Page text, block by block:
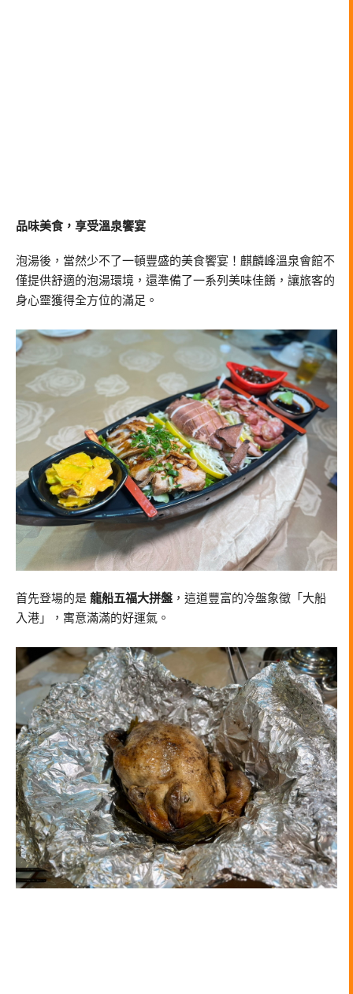
品味美食，享受溫泉饗宴
泡湯後，當然少不了一頓豐盛的美食饗宴！麒麟峰溫泉會館不
僅提供舒適的泡湯環境，還準備了一系列美味佳餚，讓旅客的
身心靈獲得全方位的滿足。
首先登場的是 龍船五福大拼盤 ，這道豐富的冷盤象徵「大船
入港」，寓意滿滿的好運氣。